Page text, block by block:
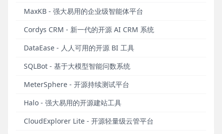
MaxKB - 强大易用的企业级智能体平台
Cordys CRM - 新一代的开源 AI CRM 系统
DataEase - 人人可用的开源 BI 工具
SQLBot - 基于大模型智能问数系统
MeterSphere - 开源持续测试平台
Halo - 强大易用的开源建站工具
CloudExplorer Lite - 开源轻量级云管平台
1Panel开源面板项目GitHub Star数量突破9,000！
166天，9000个Star。
发布于 2023年08月18日